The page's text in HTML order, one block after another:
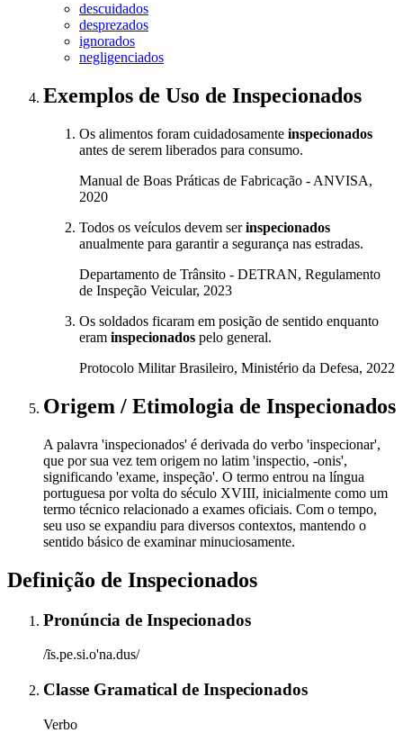
descuidados
desprezados
ignorados
negligenciados
Exemplos de Uso de Inspecionados
Os alimentos foram cuidadosamente inspecionados
antes de serem liberados para consumo.
Manual de Boas Práticas de Fabricação - ANVISA,
2020
Todos os veículos devem serinspecionados
anualmente para garantir a segurança nas estradas.
Departamento de Trânsito - DETRAN, Regulamento
de Inspeção Veicular, 2023
Os soldados ficaram em posição de sentido enquanto
eram inspecionados pelo general.
Protocolo Militar Brasileiro, Ministério da Defesa, 2022
Origem / Etimologia de Inspecionados
A palavra 'inspecionados' é derivada do verbo 'inspecionar',
que por sua vez tem origem no latim 'inspectio, -onis',
significando 'exame, inspeção'. O termo entrou na língua
portuguesa por volta do século XVIII, inicialmente como um
termo técnico relacionado a exames oficiais. Com o tempo,
seu uso se expandiu para diversos contextos, mantendo o
sentido básico de examinar minuciosamente.
Definição de Inspecionados
Pronúncia de Inspecionados
/ĩs.pe.si.o'na.dus/
Classe Gramatical de Inspecionados
Verbo